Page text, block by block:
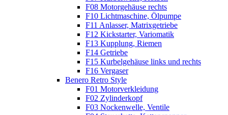
F08 Motorgehäuse rechts
F10 Lichtmaschine, Ölpumpe
F11 Anlasser, Matrixgetriebe
F12 Kickstarter, Variomatik
F13 Kupplung, Riemen
F14 Getriebe
F15 Kurbelgehäuse links und rechts
F16 Vergaser
Benero Retro Style
F01 Motorverkleidung
F02 Zylinderkopf
F03 Nockenwelle, Ventile